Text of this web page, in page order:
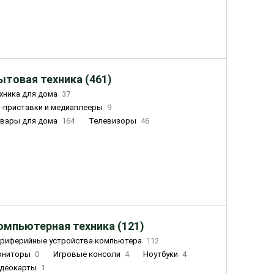
техника (461)
для дома 37
приставки и медиаплееры
9
для дома 164 Телевизоры 46
техника (121)
устройства компьютера 112
0 Игровые консоли 4 Ноутбуки 4
1